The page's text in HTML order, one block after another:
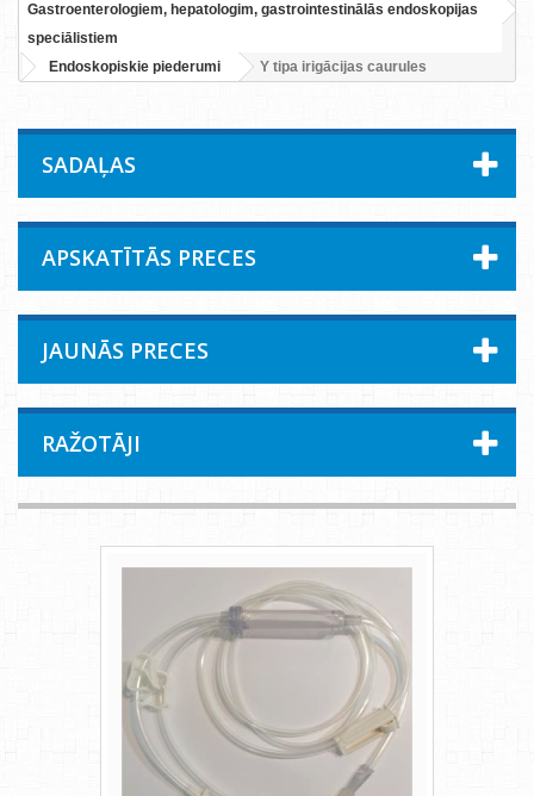
Gastroenterologiem, hepatologim, gastrointestinālās endoskopijas
speciālistiem
Endoskopiskie piederumi
Y tipa irigācijas caurules
SADAĻAS
APSKATĪTĀS PRECES
JAUNĀS PRECES
RAŽOTĀJI